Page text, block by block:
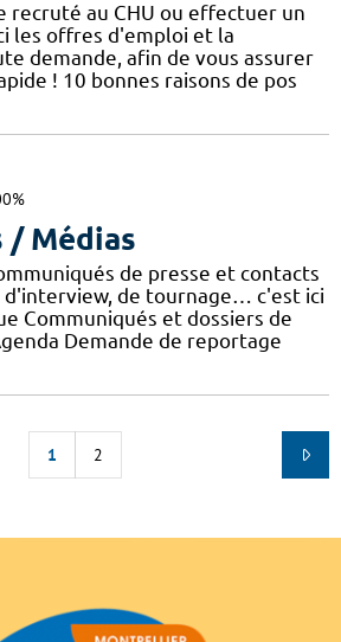
recruté au CHU ou effectuer un
les offres d'emploi et la
demande, afin de vous assurer
! 10 bonnes raisons de pos
/ Médias
de presse et contacts
d'interview, de tournage… c'est ici
Communiqués et dossiers de
Demande de reportage
1 2